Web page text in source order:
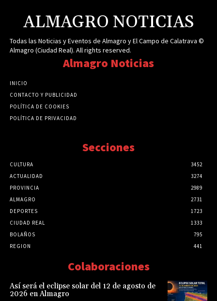
ALMAGRO NOTICIAS
Todas las Noticias y Eventos de Almagro y El Campo de Calatrava ©
Almagro (Ciudad Real). All rights reserved.
Almagro Noticias
INICIO
CONTACTO Y PUBLICIDAD
POLÍTICA DE COOKIES
POLÍTICA DE PRIVACIDAD
Secciones
CULTURA
3452
ACTUALIDAD
3274
PROVINCIA
2989
ALMAGRO
2731
DEPORTES
1723
CIUDAD REAL
1333
BOLAÑOS
795
REGION
441
Colaboraciones
Así será el eclipse solar del 12 de agosto de
2026 en Almagro